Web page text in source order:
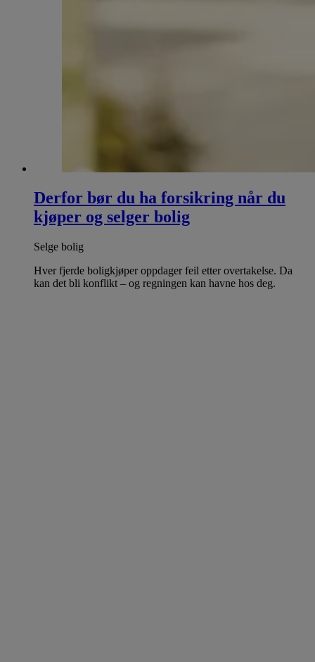
Derfor bør du ha forsikring når du
kjøper og selger bolig
Selge bolig
Hver fjerde boligkjøper oppdager feil etter overtakelse. Da
kan det bli konflikt – og regningen kan havne hos deg.